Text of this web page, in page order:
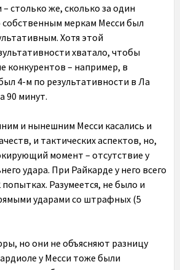
– столько же, сколько за один
меркам Месси был
Хотя этой
хватало, чтобы
конкурентов – например, в
4-м по результативности в Ла
90 минут.
и нынешним Месси касались и
и тактических аспектов, но,
момент – отсутствие у
удара. При Райкарде у него всего
попытках. Разумеется, не было и
ударами со штрафных (5
но они не объясняют разницу
у Месси тоже были